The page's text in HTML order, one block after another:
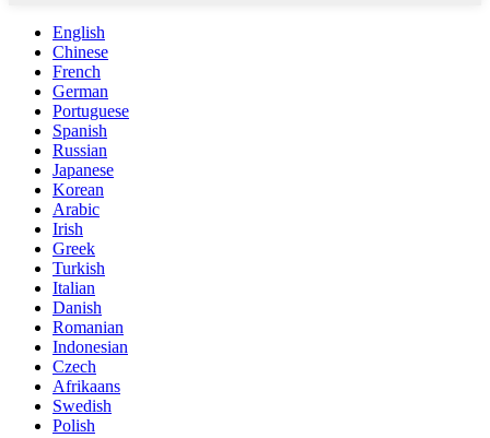
English
Chinese
French
German
Portuguese
Spanish
Russian
Japanese
Korean
Arabic
Irish
Greek
Turkish
Italian
Danish
Romanian
Indonesian
Czech
Afrikaans
Swedish
Polish